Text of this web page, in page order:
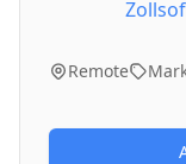
Remote